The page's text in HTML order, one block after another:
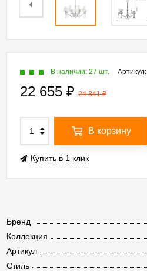
Бренд
Коллекция
Артикул
Стиль
Артикул:
В наличии: 27 шт.
22 655 ₽ 24 341₽
В корзину
Купить в 1 клик